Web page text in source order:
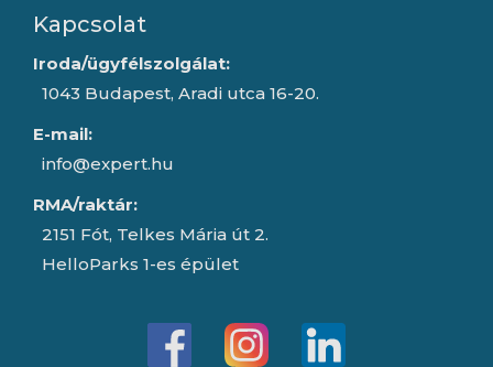
Kapcsolat
Iroda/ügyfélszolgálat:
1043 Budapest, Aradi utca 16-20.
E-mail:
info@expert.hu
RMA/raktár:
2151 Fót, Telkes Mária út 2.
HelloParks 1-es épület